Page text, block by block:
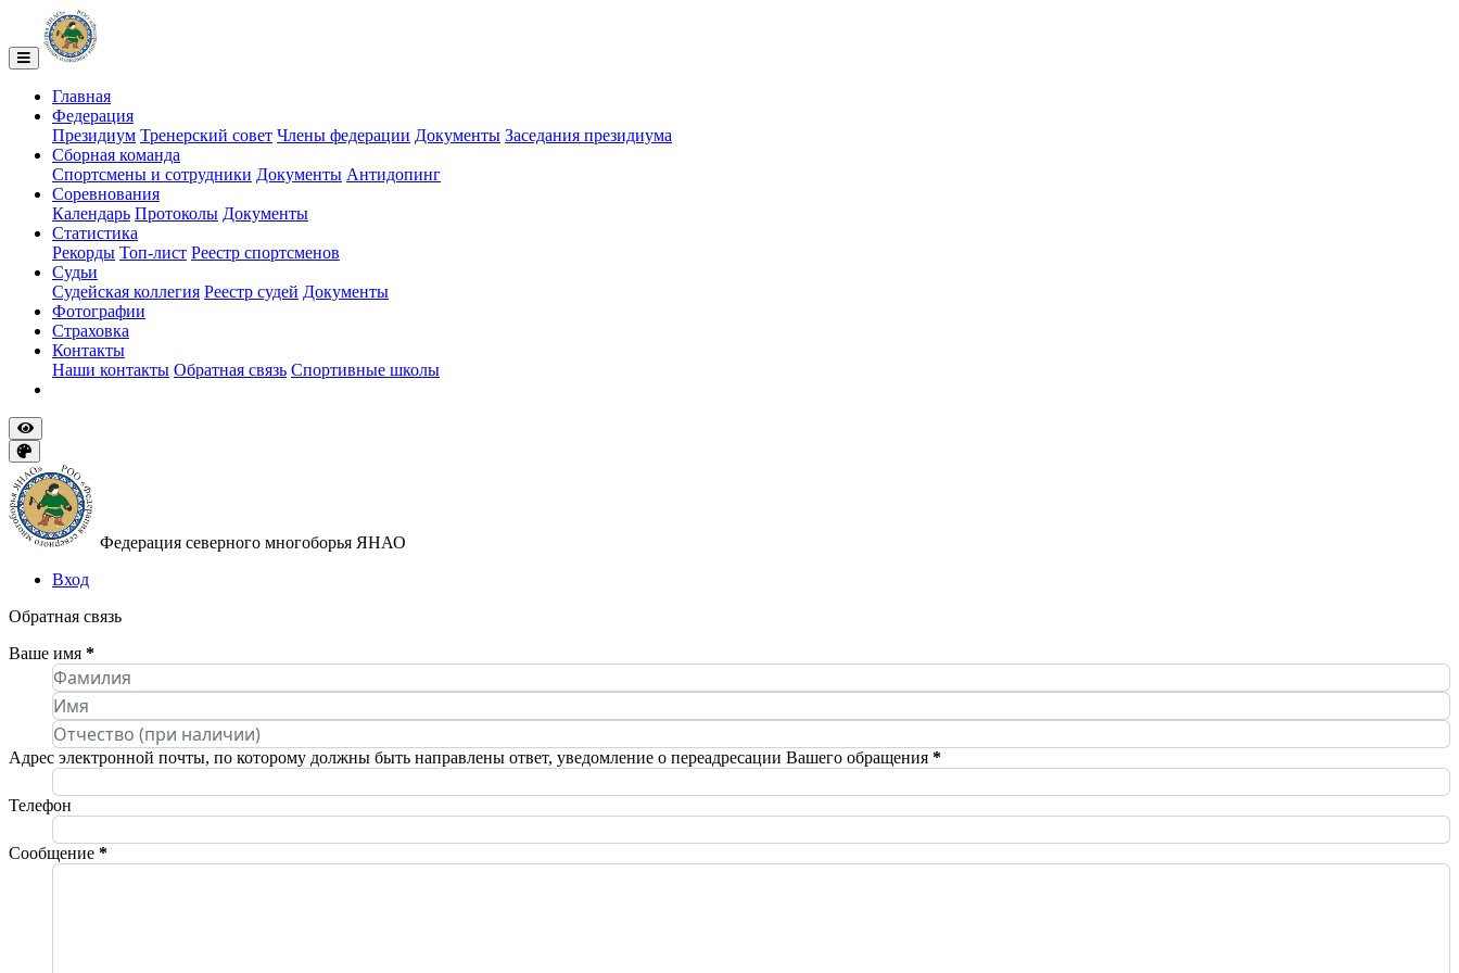
Главная
Федерация
Президиум Тренерский совет Члены федерации Документы Заседания президиума
Сборная команда
Спортсмены и сотрудники Документы Антидопинг
Соревнования
Календарь Протоколы Документы
Статистика
Рекорды Топ-лист Реестр спортсменов
Судьи
Судейская коллегия Реестр судей Документы
Фотографии
Страховка
Контакты
Наши контакты Обратная связь Спортивные школы
Федерация северного многоборья ЯНАО
Вход
Обратная связь
Ваше имя *
Адрес электронной почты, по которому должны быть направлены ответ, уведомление о переадресации Вашего обращения *
Телефон
Сообщение *